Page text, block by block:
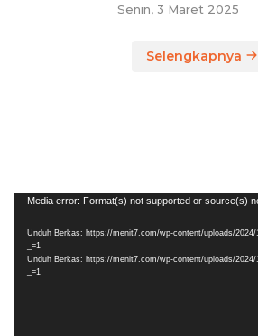
Senin, 3 Maret 2025
Selengkapnya
Pemutar
Media error: Format(s) not supported or source(s)
Unduh Berkas: https://menit7.com/wp-content/uploads/2024/
_=1
Unduh Berkas: https://menit7.com/wp-content/uploads/2024/
_=1